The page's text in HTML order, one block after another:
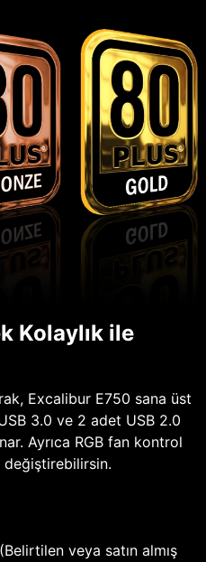
Kolaylık ile
Excalibur E750 sana üst
3.0 ve 2 adet USB 2.0
Ayrıca RGB fan kontrol
veya satın almış